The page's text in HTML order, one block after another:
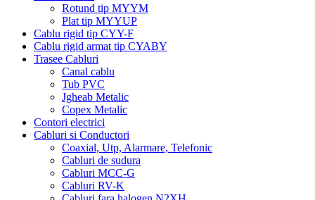
Rotund tip MYYM
Plat tip MYYUP
Cablu rigid tip CYY-F
Cablu rigid armat tip CYABY
Trasee Cabluri
Canal cablu
Tub PVC
Jgheab Metalic
Copex Metalic
Contori electrici
Cabluri si Conductori
Coaxial, Utp, Alarmare, Telefonic
Cabluri de sudura
Cabluri MCC-G
Cabluri RV-K